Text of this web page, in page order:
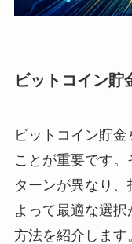
ビットコイン貯
ビットコイン貯
ことが重要です
ターンが異なり
よって最適な選
方法を紹介します